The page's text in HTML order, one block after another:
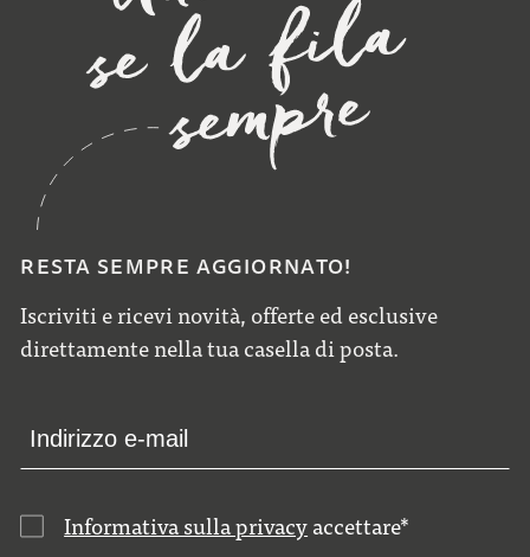
RESTA SEMPRE AGGIORNATO!
Iscriviti e ricevi novità, offerte ed esclusive
direttamente nella tua casella di posta.
Informativa sulla privacy accettare*